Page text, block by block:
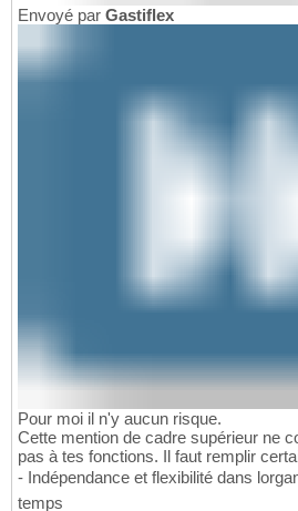
Envoyé par Gastiflex
Pour moi il n'y aucun risque.
Cette mention de cadre supérieur ne
pas à tes fonctions. Il faut remplir
- Indépendance et flexibilité dans
temps